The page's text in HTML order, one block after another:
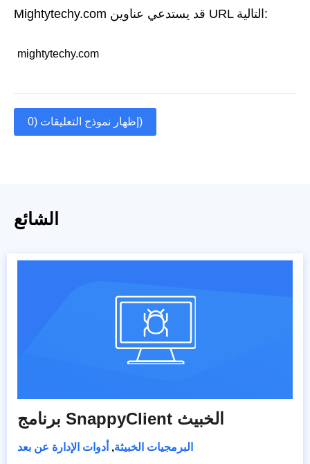
Mightytechy.com قد يستدعي عناوين URL التالية:
mightytechy.com
إظهار نموذج التعليقات (0)
الشائع
برنامج SnappyClient الخبيث
البرمجيات الخبيثة, أدوات الإدارة عن بعد